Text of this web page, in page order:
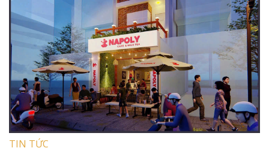
TIN TỨC